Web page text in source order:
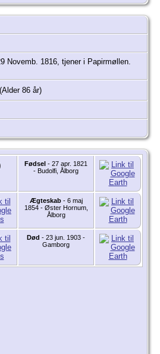
Novemb. 1816, tjener i Papirmøllen.
(Alder 86 år)
Fødsel - 27 apr. 1821
- Budolfi, Ålborg
Ægteskab- 6 maj
1854 - Øster Hornum,
Ålborg
Død - 23 jun. 1903 -
Gamborg